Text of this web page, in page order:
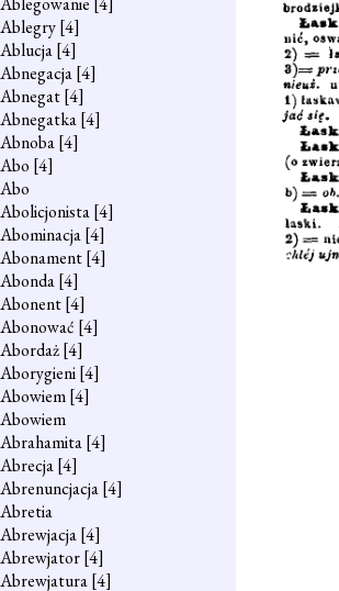
Ablegry[4]
Ablucja[4]
Abnegacja[4]
Abnegat[4]
Abnegatka[4]
Abnoba[4]
Abo [4]
Abo
Abolicjonista[4]
Abominacja[4]
Abonament[4]
Abonda[4]
Abonent[4]
Abonować [4]
Abordaż[4]
Aborygieni[4]
Abowiem[4]
Abowiem
Abrahamita[4]
Abrecja[4]
Abrenuncjacja[4]
Abretia
Abrewjacja[4]
Abrewjator[4]
Abrewjatura[4]